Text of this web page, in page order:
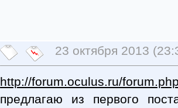
23 октября 2013
http://forum.oculus.ru/
предлагаю из первого